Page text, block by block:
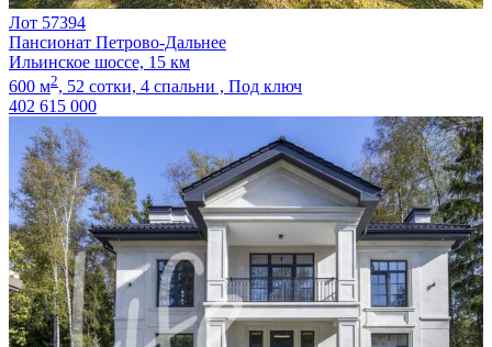
Лот 57394
Пансионат Петрово-Дальнее
Ильинское шоссе, 15 км
600 м2, 52 сотки, 4 спальни , Под ключ
402 615 000